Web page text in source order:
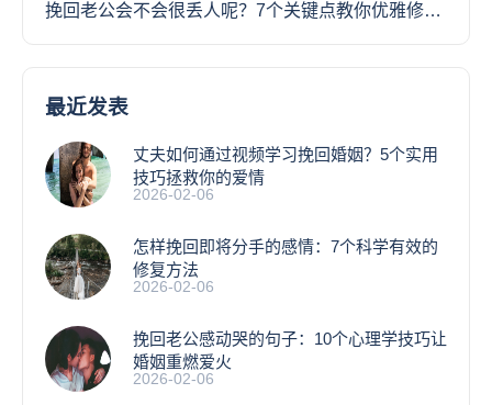
挽回老公会不会很丢人呢？7个关键点教你优雅修复婚姻
最近发表
丈夫如何通过视频学习挽回婚姻？5个实用
技巧拯救你的爱情
2026-02-06
怎样挽回即将分手的感情：7个科学有效的
修复方法
2026-02-06
挽回老公感动哭的句子：10个心理学技巧让
婚姻重燃爱火
2026-02-06